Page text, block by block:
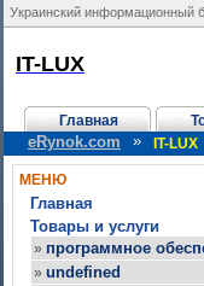
Украинский информационный
IT-LUX
Главная
eRynok.com » IT-LUX
МЕНЮ
Главная
Товары и услуги
» программное
» undefined